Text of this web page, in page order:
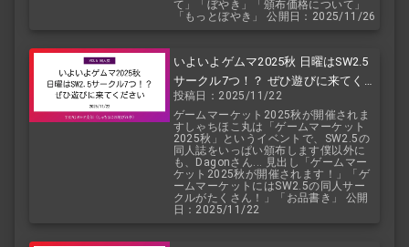
て」「ぼやき」「頒布価格について」
「もっとぼやき」 公開日：2025/11/26
いよいよゲムマ2025秋 日曜はSW2.5
サークル7つ！？ ぜひ遊びに来てくだ
さい
投稿日：2025/11/22
ゲームマーケット2025秋が開催されま
すしゃちほこ丸は「ゲームマーケット
2025秋」というイベントで、SW2.5の
同人誌をいっぱい頒布します僕以外に
も、Dagonさん... 見出し「ゲームマー
ケット2025秋が開催されます！」「ゲ
ームマーケットにはSW2.5の同人サー
クルがたくさん！」「お品書き」 公開
日：2025/11/22